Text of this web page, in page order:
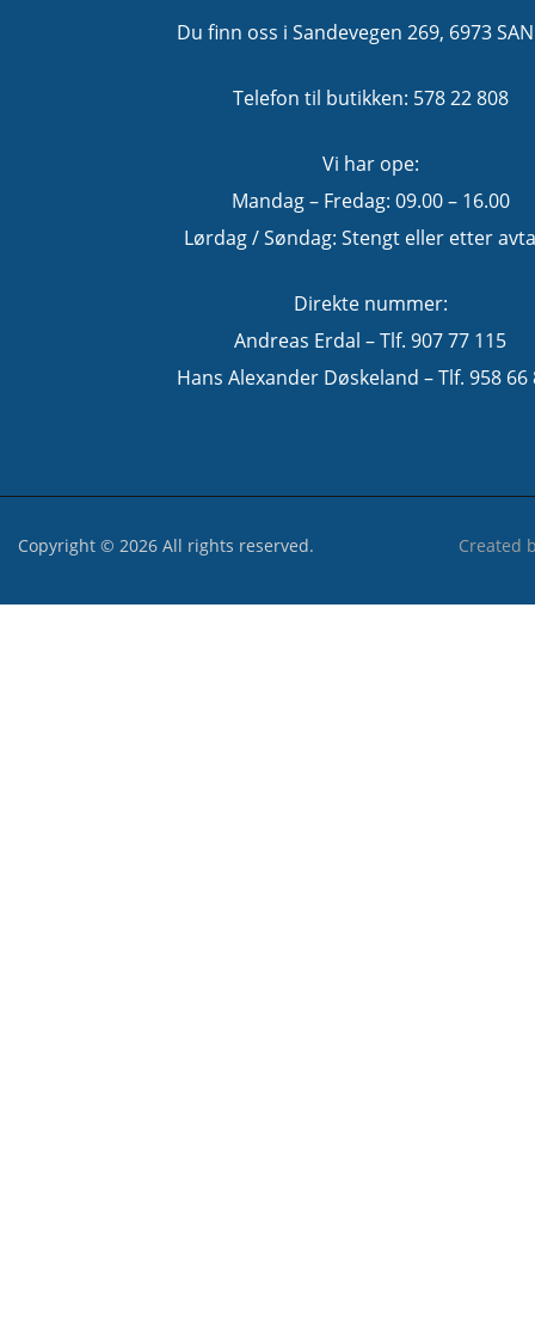
Du finn oss i Sandevegen 269, 6973
Telefon til butikken: 578 22 808
Vi har ope:
Mandag – Fredag: 09.00 – 16.00
Lørdag / Søndag: Stengt eller etter
Direkte nummer:
Andreas Erdal – Tlf. 907 77 115
Hans Alexander Døskeland – Tlf. 958 66
Copyright © 2026 All rights reserved. Created